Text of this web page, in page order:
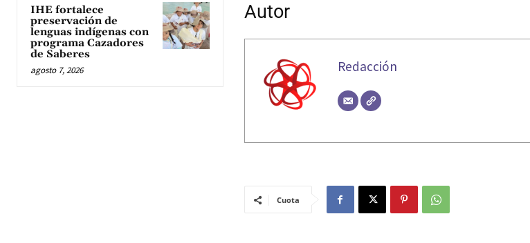
IHE fortalece
preservación de
lenguas indígenas con
programa Cazadores
de Saberes
agosto 7, 2026
Autor
Redacción
Cuota